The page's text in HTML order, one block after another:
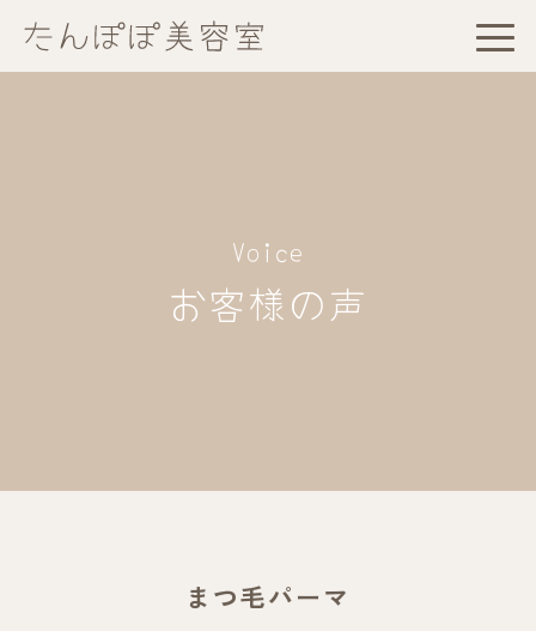
Voice
お客様の声
まつ毛パーマ